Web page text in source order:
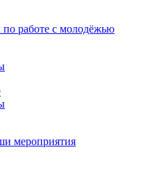
по работе с молодёжью
мероприятия